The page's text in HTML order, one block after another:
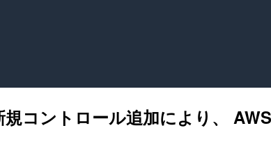
コントロール追加により、